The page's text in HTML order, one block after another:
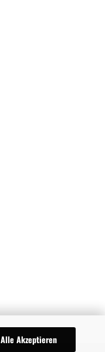
Alle Akzeptieren